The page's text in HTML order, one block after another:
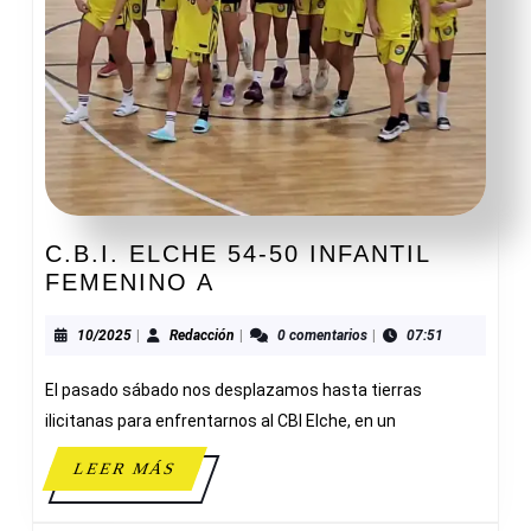
C.B.I. ELCHE 54-50 INFANTIL
FEMENINO A
54-
INFANTIL
FEMENINO
A
10/202510/2025
| Redacción Redacción
| 0 comentarios | 07:51
El pasado sábado nos desplazamos hasta tierras
ilicitanas para enfrentarnos al CBI Elche, en un
LEER MÁSLEER
MÁS